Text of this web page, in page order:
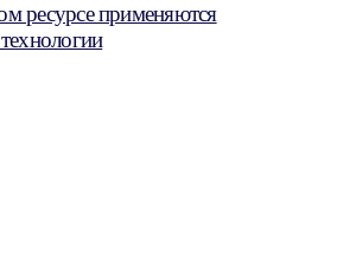
ресурсе применяются